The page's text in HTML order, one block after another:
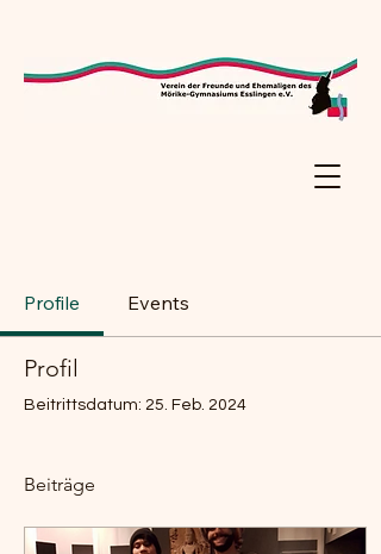
Profile Events
Profil
Beitrittsdatum: 25. Feb. 2024
Beiträge